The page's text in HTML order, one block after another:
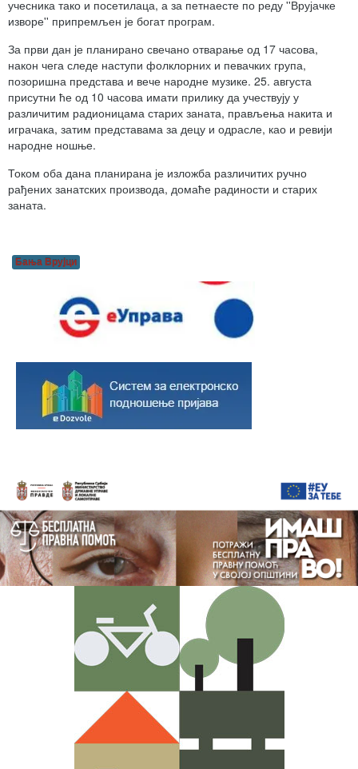
учесника тако и посетилаца, а за петнаесте по реду ''Врујачке
изворе'' припремљен је богат програм.
За први дан је планирано свечано отварање од 17 часова,
након чега следе наступи фолклорних и певачких група,
позоришна представа и вече народне музике. 25. августа
присутни ће од 10 часова имати прилику да учествују у
различитим радионицама старих заната, прављења накита и
играчака, затим представама за децу и одрасле, као и ревији
народне ношње.
Током оба дана планирана је изложба различитих ручно
рађених занатских производа, домаће радиности и старих
заната.
Бања Врујци